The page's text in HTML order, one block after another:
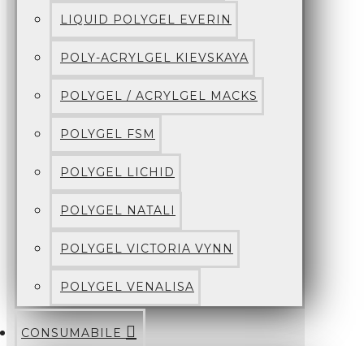
LIQUID POLYGEL EVERIN
POLY-ACRYLGEL KIEVSKAYA
POLYGEL / ACRYLGEL MACKS
POLYGEL FSM
POLYGEL LICHID
POLYGEL NATALI
POLYGEL VICTORIA VYNN
POLYGEL VENALISA
CONSUMABILE